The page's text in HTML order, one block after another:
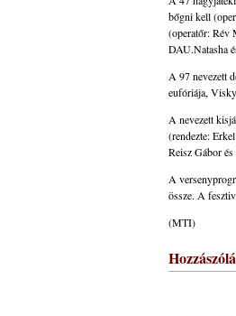
bőgni kell
(operatőr: Rév
DAU.Natasha
A 97 nevezett
eufóriája,
A nevezett
(rendezte:
Reisz Gábor
A
össze. A
(MTI)